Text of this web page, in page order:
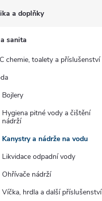
a doplňky
sanita
chemie, toalety a příslušenství
Bojlery
Hygiena pitné vody a čištění
nádrží
Kanystry a nádrže na vodu
Likvidace odpadní vody
Ohřívače nádrží
Víčka, hrdla a další příslušenství